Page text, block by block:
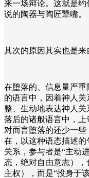
来一场辩论。这就是
说的陶器与陶匠犟嘴。
其次的原因其实也是来
在堕落的、信息量严
的语言中，因着神人
整、生动地表达神人
落后的诸般语言中，
对而言堕落的还少一
在，以这种语态描述
关系，参与者是“主动
态，绝对自由意志）
主权），而是“投身于